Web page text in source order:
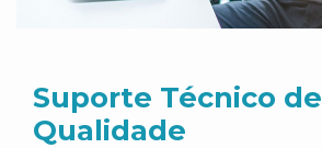
Suporte Técnico de
Qualidade